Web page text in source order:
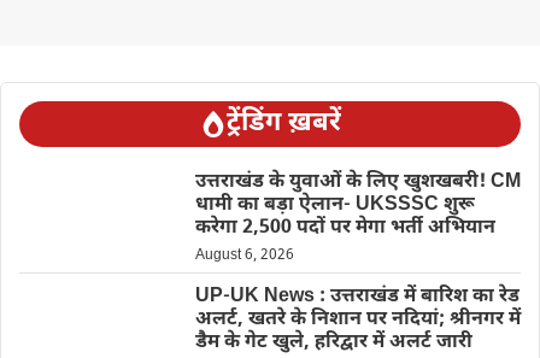
ट्रेंडिंग ख़बरें
उत्तराखंड के युवाओं के लिए खुशखबरी! CM
धामी का बड़ा ऐलान- UKSSSC शुरू
करेगा 2,500 पदों पर मेगा भर्ती अभियान
August 6, 2026
UP-UK News : उत्तराखंड में बारिश का रेड
अलर्ट, खतरे के निशान पर नदियां; श्रीनगर में
डैम के गेट खुले, हरिद्वार में अलर्ट जारी